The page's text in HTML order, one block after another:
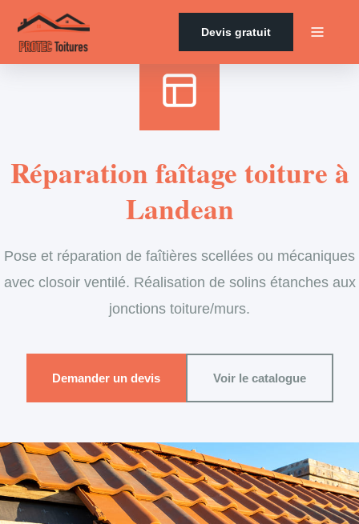
Devis gratuit
Réparation faîtage toiture à
Landean
Pose et réparation de faîtières scellées ou mécaniques
avec closoir ventilé. Réalisation de solins étanches aux
jonctions toiture/murs.
Demander un devis Voir le catalogue